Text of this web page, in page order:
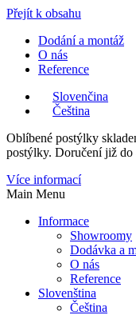
Přejít k obsahu
Dodání a montáž
O nás
Reference
Slovenčina
Čeština
Oblíbené postýlky
postýlky. Doručení již do
Více informací
Main Menu
Informace
Showroomy
Dodávka a
O nás
Reference
Slovenština
Čeština